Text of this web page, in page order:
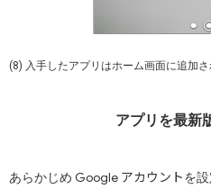
(8) 入手したアプリはホーム画面に追加さ
アプリを最新
あらかじめ Google アカウントを